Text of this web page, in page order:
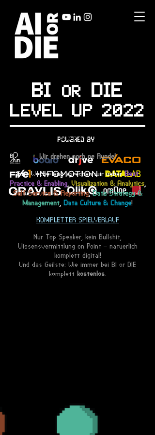
BI OR DIE
LEVEL UP 2022
POWERED BY
powered by
Wir drehen noch ne Runde!
Eine Woche lang sprechen wir ueberBest
Practice & Enabling, Visualization & Analytics,
Self Service & Reporting,Data Strategy &
Management, Data Culture & Change!
KOMPLETTER SPIELVERLAUF
Nur Top Speaker, kein Bullshit,
Wissensvermittlung on Point – natuerlich
komplett digital!
Und das Geilste: Wie immer bei BI or DIE
komplett kostenlos.